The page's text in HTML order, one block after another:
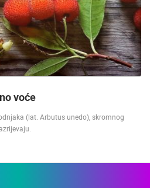
voće
(lat. Arbutus unedo), skromnog